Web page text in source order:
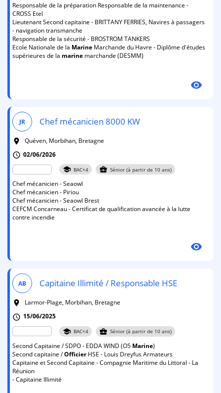
Responsable de la préparation Responsable de la maintenance -
CROSS Etel
Lieutenant Second capitaine - BRITTANY FERRIES, Navires à passagers
- navigation transmanche
Responsable de la sécurité - BROSTROM TANKERS
Ecole Nationale de la Marine Marchande du Havre - Diplôme d'études
supérieures de la marine marchande (DESMM)
visibility
JR Chef mécanicien 8000 KW
room
Quéven, Morbihan, Bretagne
schedule 02/06/2026
school BAC+4 business_center Sénior (à partir de 10 ans)
Chef mécanicien - Seaowl
Chef mécanicien - Piriou
Chef mécanicien - Seaowl Brest
CEFCM Concarneau - Certificat de qualification avancée à la lutte
contre incendie
visibility
AB Capitaine Illimité / Responsable HSE
room
Larmor-Plage, Morbihan, Bretagne
schedule 15/06/2025
school BAC+4 business_center Sénior (à partir de 10 ans)
Second Capitaine / SDPO - EDDA WIND (O5 Marine)
Second capitaine /OfficierHSE - Louis Dreyfus Armateurs
Capitaine et Second Capitaine - Compagnie Maritime du Littoral - La
Réunion
- Capitaine Illimité